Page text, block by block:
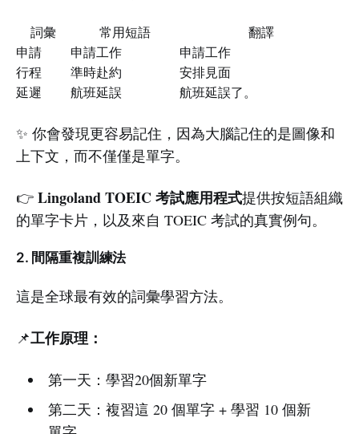
詞彙 常用短語
翻譯
申請
申請工作
申請工作
行程
準時赴約
安排見面
延遲
航班延誤 航班延誤了。
✨ 你會發現更容易記住，因為大腦記住的是圖像和
上下文，而不僅僅是單字。
👉 Lingoland TOEIC 考試應用程式提供按短語組織
的單字卡片，以及來自 TOEIC 考試的真實例句。
2. 間隔重複訓練法
這是全球最有效的詞彙學習方法。
📌工作原理：
第一天：學習20個新單字
第二天：複習這 20 個單字 + 學習 10 個新